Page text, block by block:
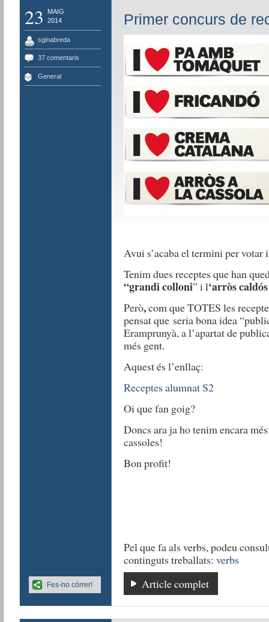
23
MAIG
2014
sginabreda
37 comentaris
General
Primer concurs de
Avui s’acaba el termini per
Tenim dues receptes que han
“grandi colloni” i l‘arròs
Però,com que TOTES les
pensat que seria bona idea
Eramprunyà, a l’apartat de
més gent.
Aquest és l’enllaç:
Receptes alumnat S2
Oi que fan goig?
Doncs ara ja ho tenim encara
cassoles!
Bon profit!
Pel que fa als verbs, podeu
continguts treballats: verbs
Article complet
Fes-ho córrer!